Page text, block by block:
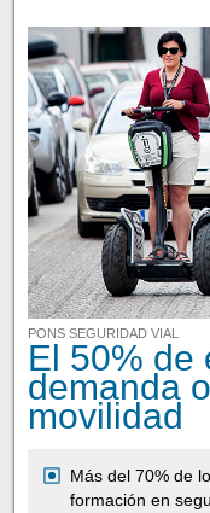
PONS SEGURIDAD VIAL
El 50% de
demanda
movilidad
Más del 70% de
formación en